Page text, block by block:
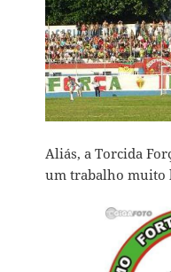
Aliás, a Torcida
um trabalho muito